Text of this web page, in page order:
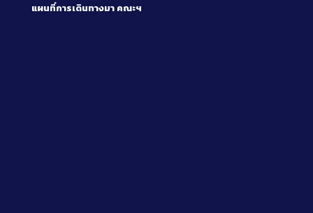
แผนที่การเดินทางมา คณะฯ